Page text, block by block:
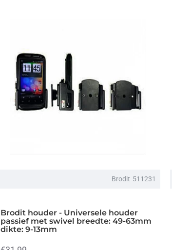
Brodit 511231
Brodit houder - Universele houder
passief met swivel breedte: 49-63mm
dikte: 9-13mm